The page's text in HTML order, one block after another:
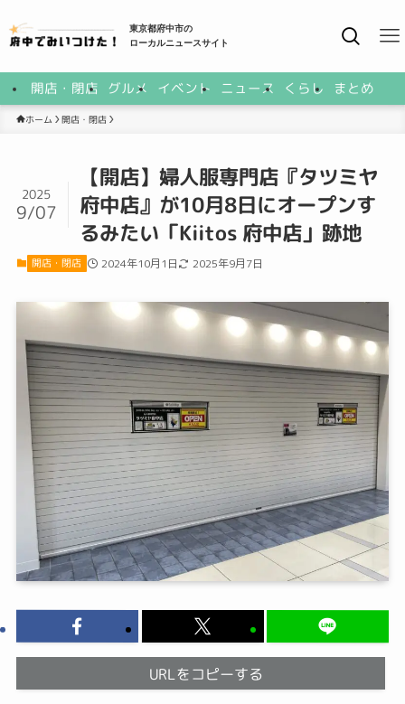
東京都府中市の
ローカルニュースサイト
開店・閉店 グルメ イベント ニュース くらし まとめ
ホーム 開店・閉店
【開店】婦人服専門店『タツミヤ
府中店』が10月8日にオープンす
るみたい「Kiitos 府中店」跡地
2025
9/07
開店・閉店 2024年10月1日 2025年9月7日
URLをコピーする